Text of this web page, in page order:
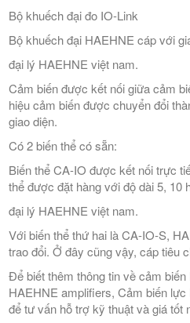
Bộ khuếch đại đo IO-Link
Bộ khuếch đại HAEHNE cáp với
đại lý HAEHNE việt nam.
Cảm biến được kết nối giữa cảm
hiệu cảm biến được chuyển đổi
giao diện.
Có 2 biến thể có sẵn:
Biến thể CA-IO được kết nối trực
thể được đặt hàng với độ dài 5, 10
đại lý HAEHNE việt nam.
Với biến thể thứ hai là CA-IO-S,
trao đổi. Ở đây cũng vậy, cáp tiêu
Để biết thêm thông tin về cảm
HAEHNE amplifiers, Cảm biến
để tư vấn hỗ trợ kỹ thuật và giá tốt